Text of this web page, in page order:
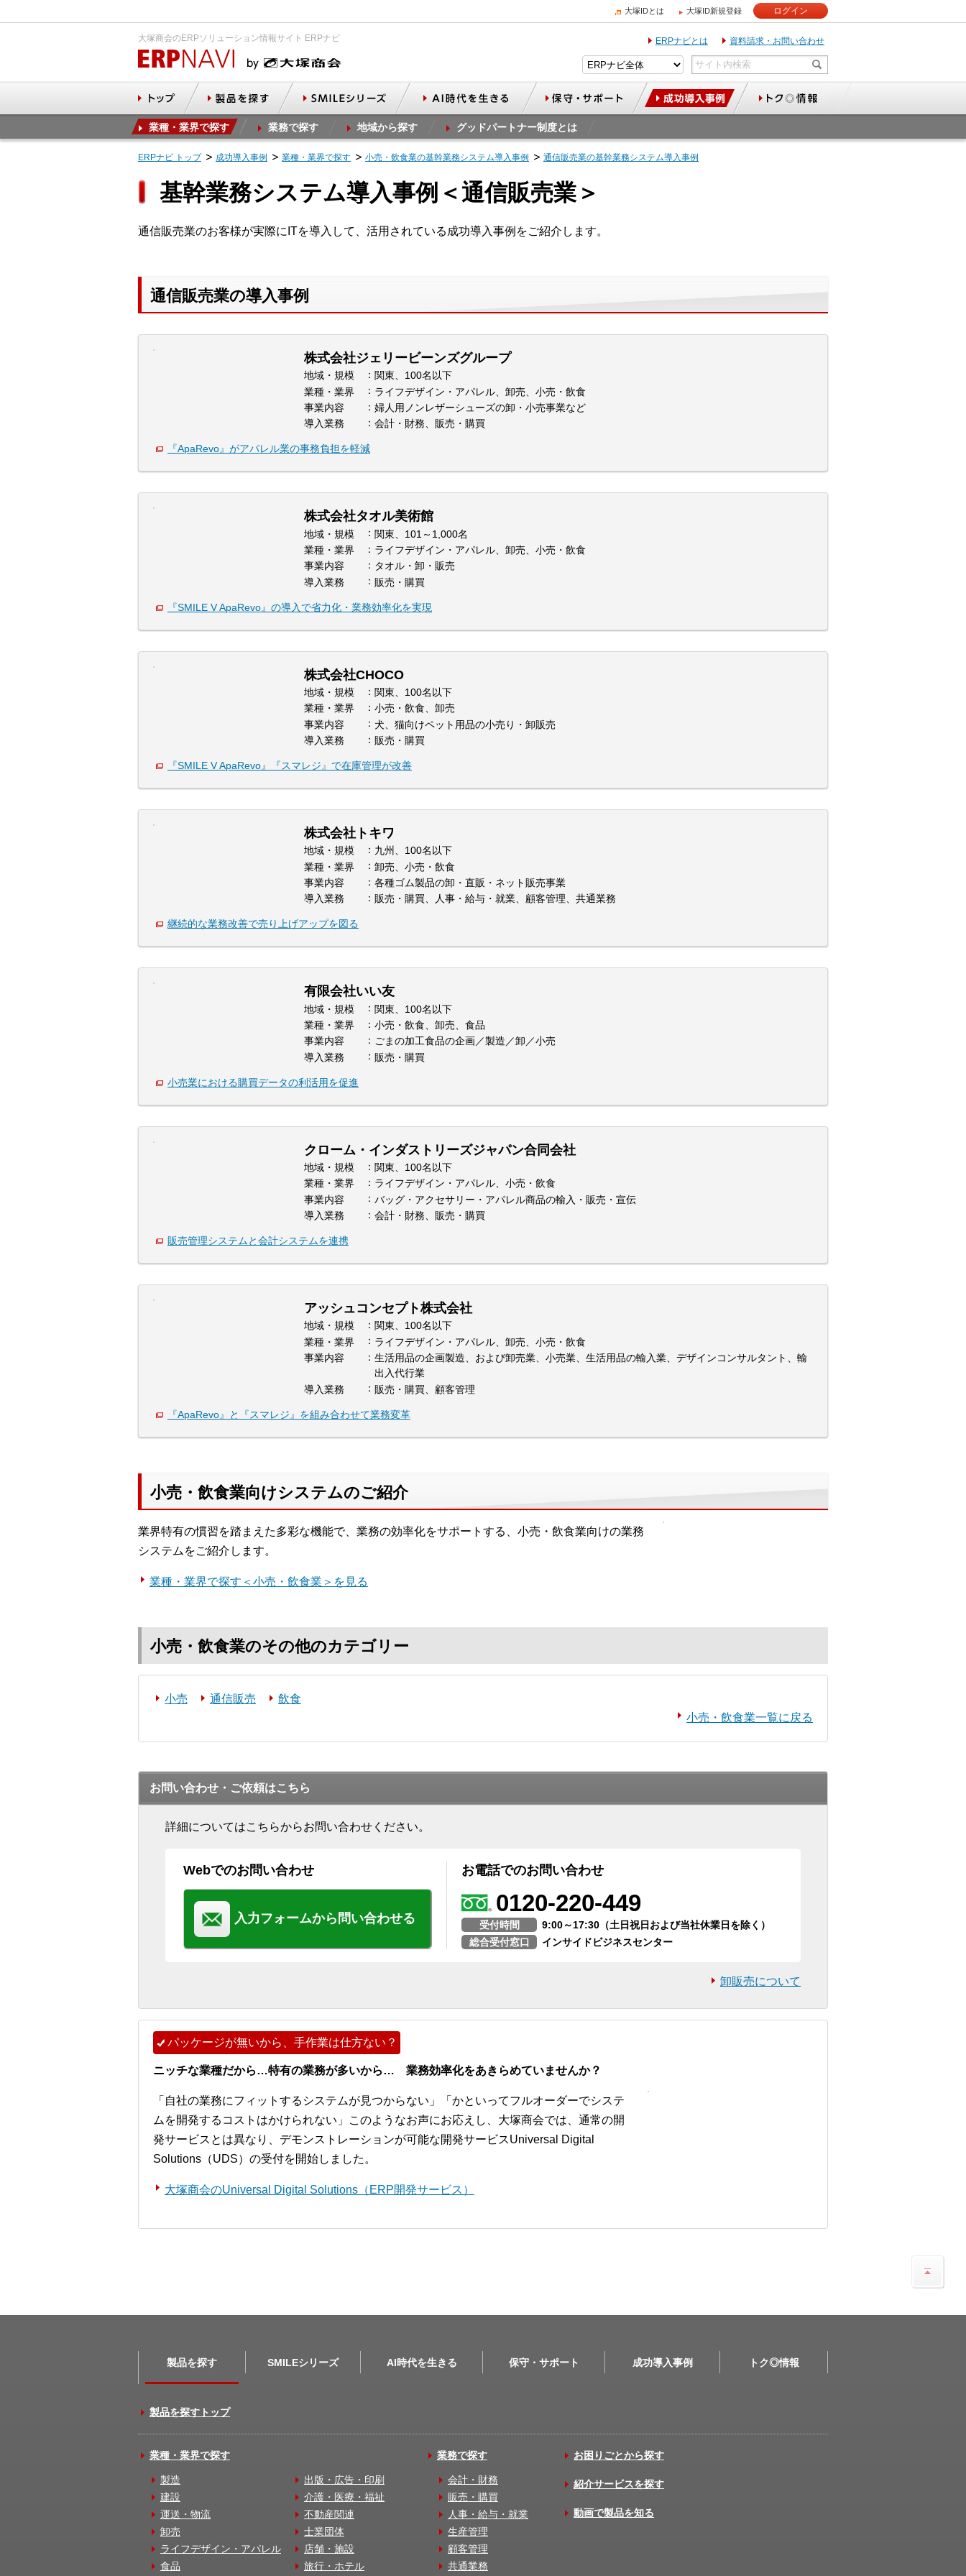
大塚IDとは 大塚ID新規登録 ログイン
大塚商会のERPソリューション情報サイト ERPナビ ERPナビとは 資料請求・お問い合わせ
業種・業界で探す 業務で探す 地域から探す グッドパートナー制度とは
ERPナビ トップ 成功導入事例 業種・業界で探す 小売・飲食業の基幹業務システム導入事例 通信販売業の基幹業務システム導入事例
基幹業務システム導入事例＜通信販売業＞
通信販売業のお客様が実際にITを導入して、活用されている成功導入事例をご紹介します。
通信販売業の導入事例
株式会社ジェリービーンズグループ
地域・規模
関東、100名以下
業種・業界
ライフデザイン・アパレル、卸売、小売・飲食
事業内容
婦人用ノンレザーシューズの卸・小売事業など
導入業務
会計・財務、販売・購買
『ApaRevo』がアパレル業の事務負担を軽減
株式会社タオル美術館
地域・規模
関東、101～1,000名
業種・業界
ライフデザイン・アパレル、卸売、小売・飲食
事業内容
タオル・卸・販売
導入業務
販売・購買
『SMILE V ApaRevo』の導入で省力化・業務効率化を実現
株式会社CHOCO
地域・規模
関東、100名以下
業種・業界
小売・飲食、卸売
事業内容
犬、猫向けペット用品の小売り・卸販売
導入業務
販売・購買
『SMILE V ApaRevo』『スマレジ』で在庫管理が改善
株式会社トキワ
地域・規模
九州、100名以下
業種・業界
卸売、小売・飲食
事業内容
各種ゴム製品の卸・直販・ネット販売事業
導入業務
販売・購買、人事・給与・就業、顧客管理、共通業務
継続的な業務改善で売り上げアップを図る
有限会社いい友
地域・規模
関東、100名以下
業種・業界
小売・飲食、卸売、食品
事業内容
ごまの加工食品の企画／製造／卸／小売
導入業務
販売・購買
小売業における購買データの利活用を促進
クローム・インダストリーズジャパン合同会社
地域・規模
関東、100名以下
業種・業界
ライフデザイン・アパレル、小売・飲食
事業内容
バッグ・アクセサリー・アパレル商品の輸入・販売・宣伝
導入業務
会計・財務、販売・購買
販売管理システムと会計システムを連携
アッシュコンセプト株式会社
地域・規模
関東、100名以下
業種・業界
ライフデザイン・アパレル、卸売、小売・飲食
事業内容
生活用品の企画製造、および卸売業、小売業、生活用品の輸入業、デザインコンサルタント、輸
出入代行業
導入業務
販売・購買、顧客管理
『ApaRevo』と『スマレジ』を組み合わせて業務変革
小売・飲食業向けシステムのご紹介
業界特有の慣習を踏まえた多彩な機能で、業務の効率化をサポートする、小売・飲食業向けの業務
システムをご紹介します。
業種・業界で探す＜小売・飲食業＞を見る
小売・飲食業のその他のカテゴリー
小売 通信販売
飲食
小売・飲食業一覧に戻る
お問い合わせ・ご依頼はこちら
詳細についてはこちらからお問い合わせください。
Webでのお問い合わせ
入力フォームから問い合わせる
お電話でのお問い合わせ
0120-220-449
受付時間
9:00～17:30（土日祝日および当社休業日を除く）
総合受付窓口
インサイドビジネスセンター
卸販売について
パッケージが無いから、手作業は仕方ない？
ニッチな業種だから…特有の業務が多いから… 業務効率化をあきらめていませんか？
「自社の業務にフィットするシステムが見つからない」「かといってフルオーダーでシステ
ムを開発するコストはかけられない」このようなお声にお応えし、大塚商会では、通常の開
発サービスとは異なり、デモンストレーションが可能な開発サービスUniversal Digital
Solutions（UDS）の受付を開始しました。
大塚商会のUniversal Digital Solutions（ERP開発サービス）
製品を探す SMILEシリーズ AI時代を生きる 保守・サポート 成功導入事例 トク◎情報
製品を探すトップ
業種・業界で探す
製造
建設
運送・物流
卸売
ライフデザイン・アパレル
食品
出版・広告・印刷
介護・医療・福祉
不動産関連
士業団体
店舗・施設
旅行・ホテル
業務で探す
会計・財務
販売・購買
人事・給与・就業
生産管理
顧客管理
共通業務
お困りごとから探す
紹介サービスを探す
動画で製品を知る